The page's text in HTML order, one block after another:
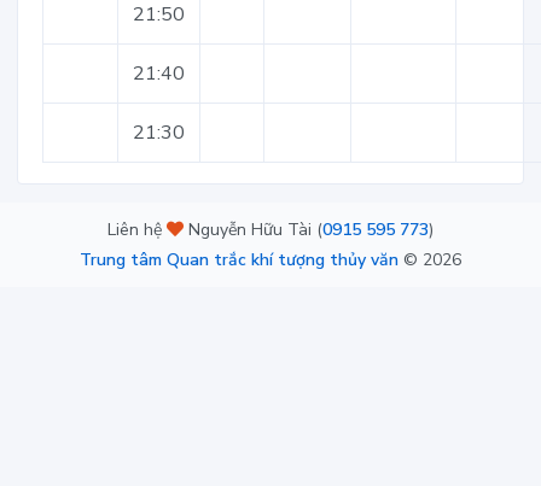
21:50
21:40
21:30
Liên hệ Nguyễn Hữu Tài (0915 595 773)
Trung tâm Quan trắc khí tượng thủy văn © 2026